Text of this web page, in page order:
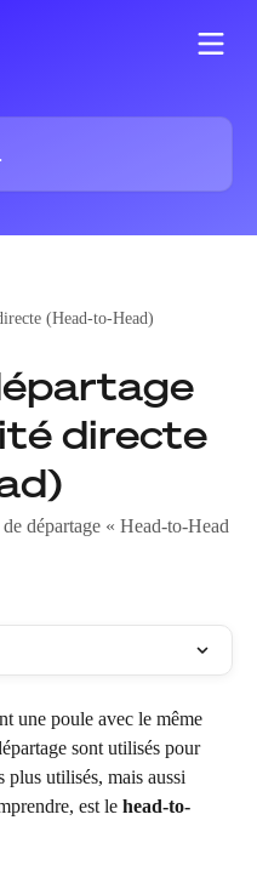
(Head-to-Head)
directe
départage « Head-to-Head
une poule avec le même
sont utilisés pour
utilisés, mais aussi
est le head-to-